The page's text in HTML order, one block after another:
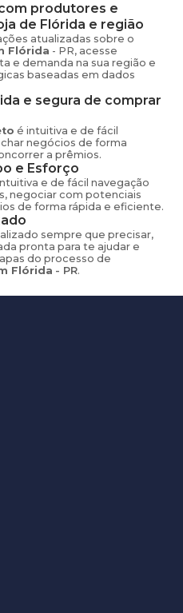
produtores e
de Flórida e região
atualizadas sobre o
Flórida - PR, acesse
e demanda na sua região e
baseadas em dados
e segura de comprar
é intuitiva e de fácil
negócios de forma
a prêmios.
e Esforço
e de fácil navegação
negociar com potenciais
de forma rápida e eficiente.
sempre que precisar,
pronta para te ajudar e
do processo de
Flórida - PR.